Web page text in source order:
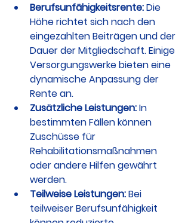
Berufsunfähigkeitsrente: Die
Höhe richtet sich nach den
eingezahlten Beiträgen und der
Dauer der Mitgliedschaft. Einige
Versorgungswerke bieten eine
dynamische Anpassung der
Rente an.
Zusätzliche Leistungen: In
bestimmten Fällen können
Zuschüsse für
Rehabilitationsmaßnahmen
oder andere Hilfen gewährt
werden.
Teilweise Leistungen: Bei
teilweiser Berufsunfähigkeit